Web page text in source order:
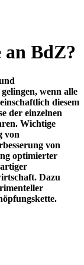
an BdZ?
wenn alle
diesem
der einzelnen
Wichtige
von
von
optimierter
Dazu